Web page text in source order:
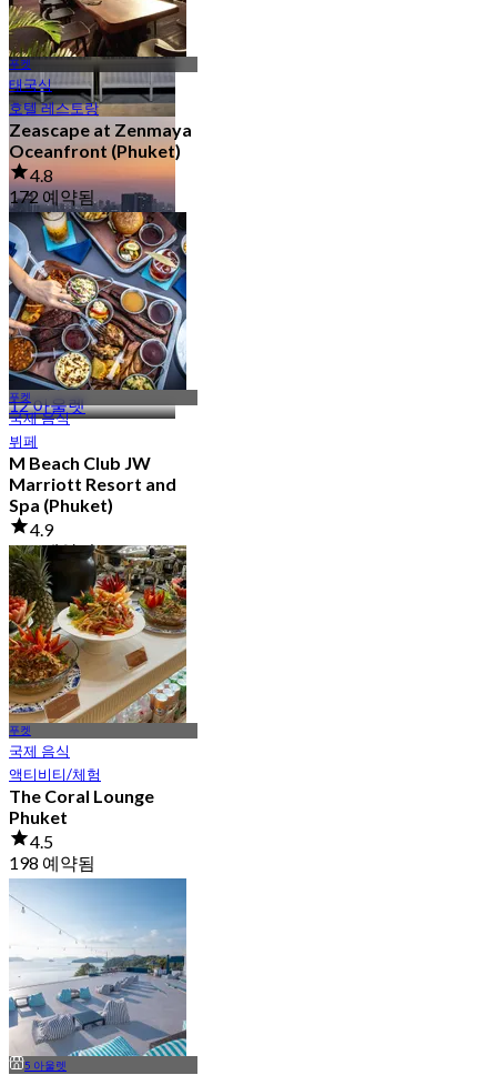
액티비티/체험
13 아울렛
루프탑
12 아울렛
푸켓
태국식
호텔 레스토랑
Zeascape at Zenmaya
Oceanfront (Phuket)
4.8
172 예약됨
에서฿ 425
푸켓
국제 음식
뷔페
M Beach Club JW
Marriott Resort and
Spa (Phuket)
4.9
148 예약됨
에서฿ 795
푸켓
국제 음식
액티비티/체험
The Coral Lounge
Phuket
4.5
198 예약됨
5 아울렛